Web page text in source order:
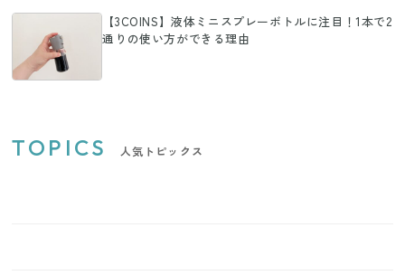
【3COINS】液体ミニスプレーボトルに注目！1本で2
通りの使い方ができる理由
TOPICS 人気トピックス